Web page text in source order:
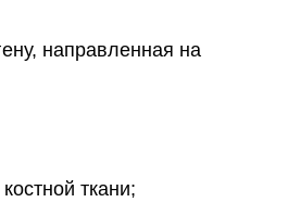
направленная на
ткани;